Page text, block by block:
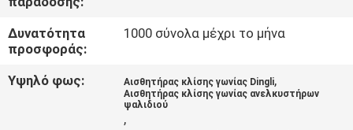
ΣΕ
ΕΠΑΦΉ
ΜΕ
Δυνατότητα
προσφοράς:
1000 σύνολα μέχρι το μήνα
Υψηλό φως: Αισθητήρας κλίσης γωνίας Dingli,
Αισθητήρας κλίσης γωνίας ανελκυστήρων
ψαλιδιού
,